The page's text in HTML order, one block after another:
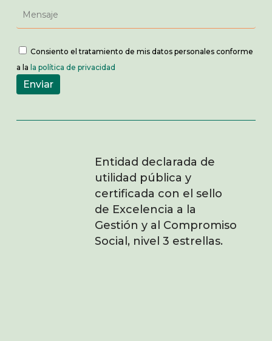
Consiento el tratamiento de mis datos personales conforme
a la la política de privacidad
Entidad declarada de
utilidad pública y
certificada con el sello
de Excelencia a la
Gestión y al Compromiso
Social, nivel 3 estrellas.